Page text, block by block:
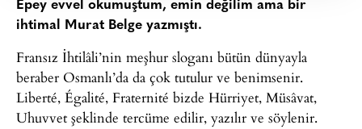
Epey evvel okumuştum, emin değilim ama bir
ihtimal Murat Belge yazmıştı.
Fransız İhtilâli’nin meşhur sloganı bütün dünyayla
beraber Osmanlı’da da çok tutulur ve benimsenir.
Liberté, Égalité, Fraternité bizde Hürriyet, Müsâvat,
Uhuvvet şeklinde tercüme edilir, yazılır ve söylenir.